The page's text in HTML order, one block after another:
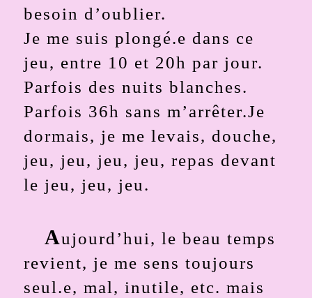
besoin d’oublier.
Je me suis plongé.e dans ce
jeu, entre 10 et 20h par jour.
Parfois des nuits blanches.
Parfois 36h sans m’arrêter.Je
dormais, je me levais, douche,
jeu, jeu, jeu, jeu, repas devant
le jeu, jeu, jeu.
Aujourd’hui, le beau temps
revient, je me sens toujours
seul.e, mal, inutile, etc. mais